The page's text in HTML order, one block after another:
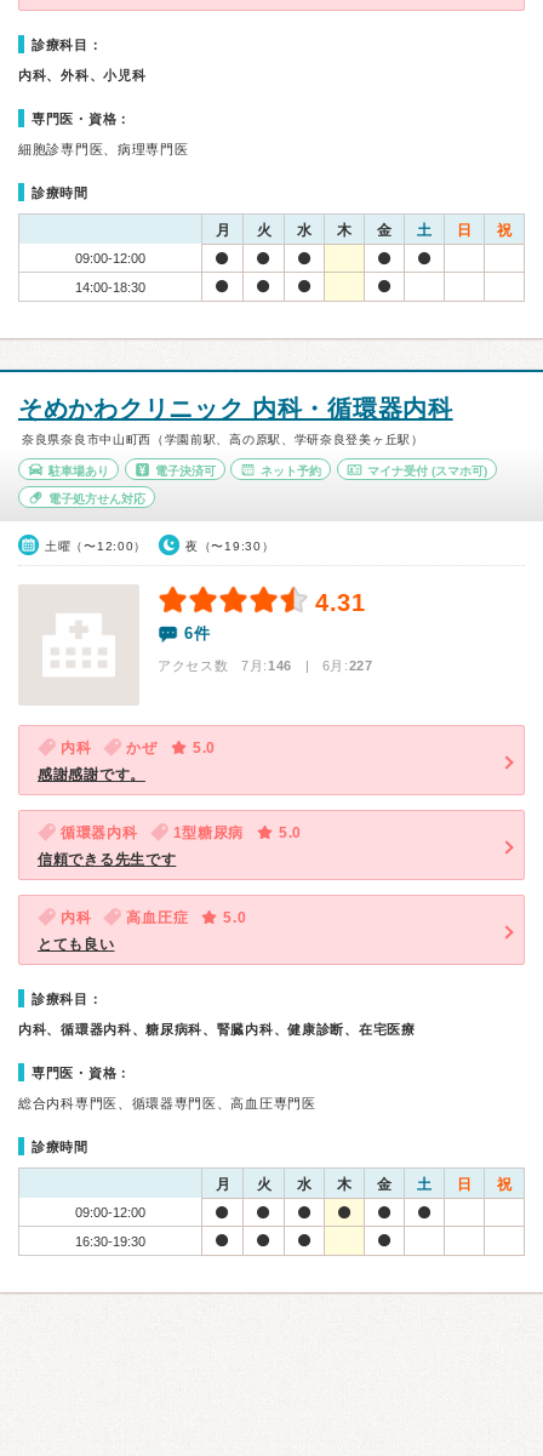
診療科目：
内科、外科、小児科
専門医・資格：
細胞診専門医、病理専門医
診療時間
月 火 水 木 金 土 日 祝
09:00-12:00
14:00-18:30
そめかわクリニック 内科・循環器内科
奈良県奈良市中山町西（学園前駅、高の原駅、学研奈良登美ヶ丘駅）
駐車場あり 電子決済可 ネット予約 マイナ受付 (スマホ可)
電子処方せん対応
土曜（〜12:00） 夜（〜19:30）
4.31
6件
アクセス数 7月:146 | 6月:227
内科 かぜ
5.0
感謝感謝です。
循環器内科 1型糖尿病
5.0
信頼できる先生です
内科 高血圧症
5.0
とても良い
診療科目：
内科、循環器内科、糖尿病科、腎臓内科、健康診断、在宅医療
専門医・資格：
総合内科専門医、循環器専門医、高血圧専門医
診療時間
月 火 水 木 金 土 日 祝
09:00-12:00
16:30-19:30